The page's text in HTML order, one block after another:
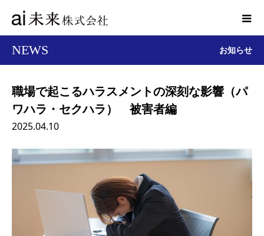
NEWS お知らせ
職場で起こるハラスメントの深刻な影響（パ
ワハラ・セクハラ） 被害者編
2025.04.10